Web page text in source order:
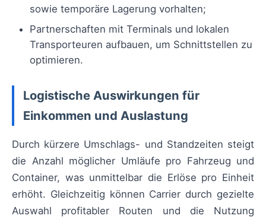
sowie temporäre Lagerung vorhalten;
Partnerschaften mit Terminals und lokalen
Transporteuren aufbauen, um Schnittstellen zu
optimieren.
Logistische Auswirkungen für
Einkommen und Auslastung
Durch kürzere Umschlags- und Standzeiten steigt
die Anzahl möglicher Umläufe pro Fahrzeug und
Container, was unmittelbar die Erlöse pro Einheit
erhöht. Gleichzeitig können Carrier durch gezielte
Auswahl profitabler Routen und die Nutzung